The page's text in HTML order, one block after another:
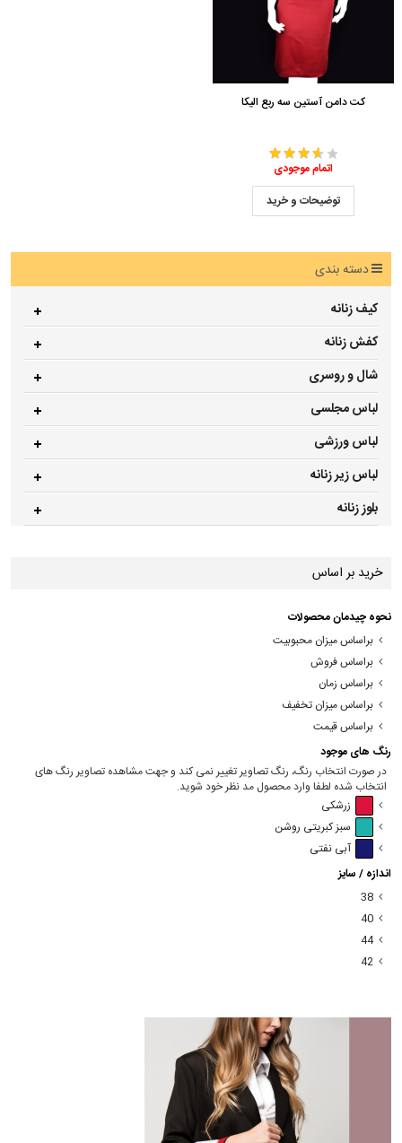
کت دامن آستین سه ربع الیکا
اتمام موجودی
توضیحات و خرید
دسته بندی
کیف زنانه
کفش زنانه
شال و روسری
لباس مجلسی
لباس ورزشی
لباس زیر زنانه
بلوز زنانه
خرید بر اساس
نحوه چیدمان محصولات
براساس میزان محبوبیت
براساس فروش
براساس زمان
براساس میزان تخفیف
براساس قیمت
رنگ های موجود
در صورت انتخاب رنگ، رنگ تصاویر تغییر نمی کند و جهت مشاهده تصاویر رنگ های
انتخاب شده لطفا وارد محصول مد نظر خود شوید.
زرشکی
سبز کبریتی روشن
آبی نفتی
اندازه / سایز
38
40
44
42